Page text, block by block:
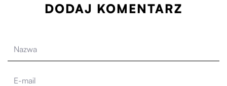
DODAJ KOMENTARZ